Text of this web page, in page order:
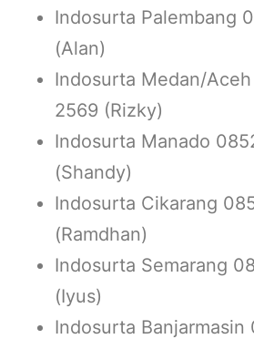
Indosurta Palembang
(Alan)
Indosurta Medan/
2569 (Rizky)
Indosurta Manado
(Shandy)
Indosurta Cikarang
(Ramdhan)
Indosurta Semarang
(Iyus)
Indosurta